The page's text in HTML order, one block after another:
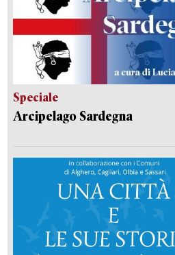
Speciale
Arcipelago Sardegna